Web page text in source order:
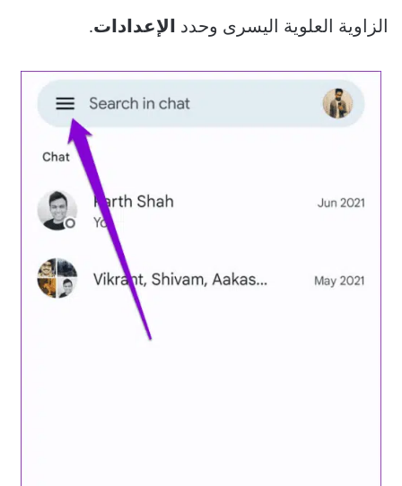
الزاوية العلوية اليسرى وحدد الإعدادات.